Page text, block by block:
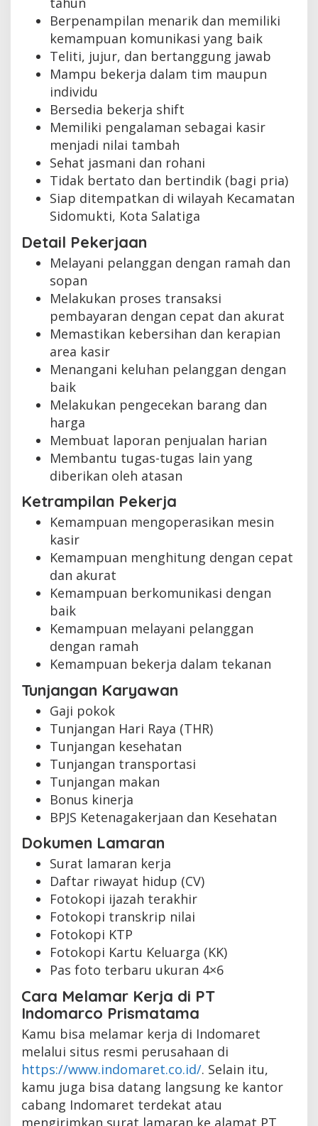
Berpenampilan menarik dan memiliki
kemampuan komunikasi yang baik
Teliti, jujur, dan bertanggung jawab
Mampu bekerja dalam tim maupun
individu
Bersedia bekerja shift
Memiliki pengalaman sebagai kasir
menjadi nilai tambah
Sehat jasmani dan rohani
Tidak bertato dan bertindik (bagi pria)
Siap ditempatkan di wilayah Kecamatan
Sidomukti, Kota Salatiga
Detail Pekerjaan
Melayani pelanggan dengan ramah dan
sopan
Melakukan proses transaksi
pembayaran dengan cepat dan akurat
Memastikan kebersihan dan kerapian
area kasir
Menangani keluhan pelanggan dengan
baik
Melakukan pengecekan barang dan
harga
Membuat laporan penjualan harian
Membantu tugas-tugas lain yang
diberikan oleh atasan
Ketrampilan Pekerja
Kemampuan mengoperasikan mesin
kasir
Kemampuan menghitung dengan cepat
dan akurat
Kemampuan berkomunikasi dengan
baik
Kemampuan melayani pelanggan
dengan ramah
Kemampuan bekerja dalam tekanan
Tunjangan Karyawan
Gaji pokok
Tunjangan Hari Raya (THR)
Tunjangan kesehatan
Tunjangan transportasi
Tunjangan makan
Bonus kinerja
BPJS Ketenagakerjaan dan Kesehatan
Dokumen Lamaran
Surat lamaran kerja
Daftar riwayat hidup (CV)
Fotokopi ijazah terakhir
Fotokopi transkrip nilai
Fotokopi KTP
Fotokopi Kartu Keluarga (KK)
Pas foto terbaru ukuran 4×6
Cara Melamar Kerja di PT
Indomarco Prismatama
Kamu bisa melamar kerja di Indomaret
melalui situs resmi perusahaan di
https://www.indomaret.co.id/. Selain itu,
kamu juga bisa datang langsung ke kantor
cabang Indomaret terdekat atau
mengirimkan surat lamaran ke alamat PT